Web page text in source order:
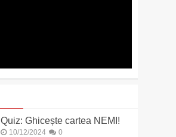
Quiz: Ghicește cartea NEMI!
10/12/2024 0